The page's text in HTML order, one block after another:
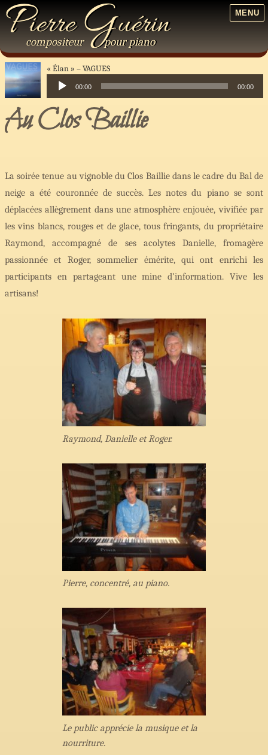
PierreGuérin
compositeur pourpiano
MENU
« Élan » VAGUES
audio
00:00 00:00
Au Clos Baillie
La soirée tenue au vignoble du Clos Baillie dans le cadre du Bal de
neige a été couronnée de succès. Les notes du piano se sont
déplacées allègrement dans une atmosphère enjouée, vivifiée par
les vins blancs, rouges et de glace, tous fringants, du propriétaire
Raymond, accompagné de ses acolytes Danielle, fromagère
passionnée et Roger, sommelier émérite, qui ont enrichi les
participants en partageant une mine d’information. Vive les
artisans!
Raymond, Danielle et Roger.
Pierre, concentré, au piano.
Le public apprécie la musique et la
nourriture.